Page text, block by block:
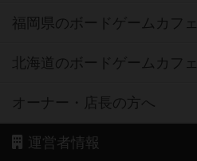
福岡県のボードゲームカフェ
北海道のボードゲームカフェ
オーナー・店長の方へ
運営者情報